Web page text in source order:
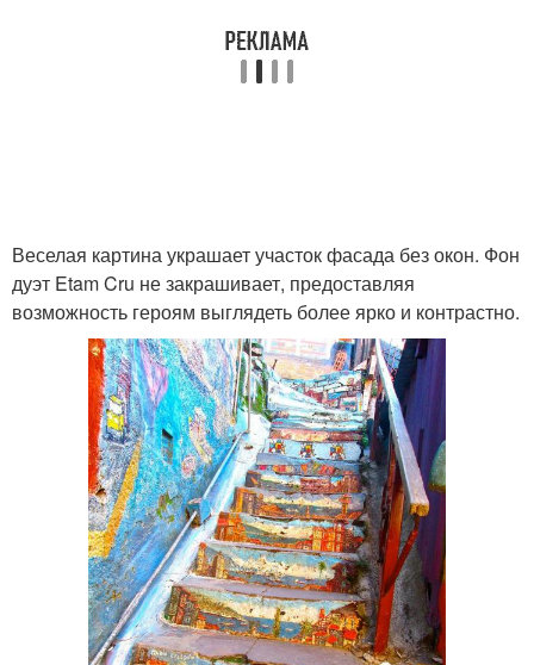
Веселая картина украшает участок фасада без окон. Фон
дуэт Etam Cru не закрашивает, предоставляя
возможность героям выглядеть более ярко и контрастно.